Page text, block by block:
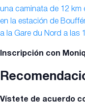
una caminata de 12 km
en la estación de
a la Gare du Nord a las
Inscripción con
Vístete de acuerdo